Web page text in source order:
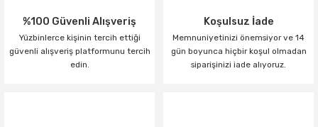
%100 Güvenli Alışveriş
Yüzbinlerce kişinin tercih ettiği
güvenli alışveriş platformunu tercih
edin.
Koşulsuz İade
Memnuniyetinizi önemsiyor ve 14
gün boyunca hiçbir koşul olmadan
siparişinizi iade alıyoruz.